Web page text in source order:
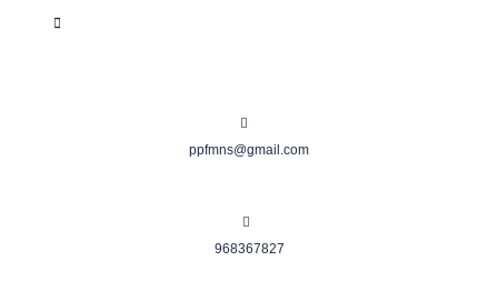
ppfmns@gmail.com
968367827